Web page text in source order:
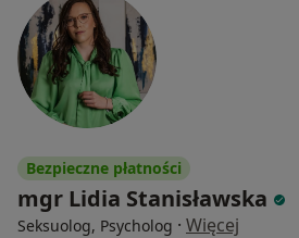
Bezpieczne płatności
mgr Lidia Stanisławska
Seksuolog, Psycholog · Więcej